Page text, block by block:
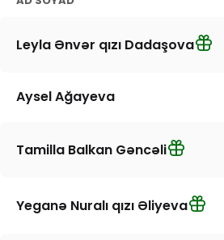
Leyla Ənvər qızı Dadaşova
Aysel Ağayeva
Tamilla Balkan Gəncəli
Yeganə Nuralı qızı Əliyeva